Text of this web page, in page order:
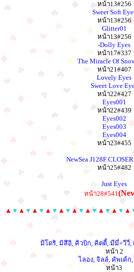
หน้า13#256
Sweet Soft
หน้า13#256
Glitter01
หน้า13#256
-Dolly Eyes
หน้า17#337
The Miracle Of
หน้า21#407
Lovely Eyes
Sweet Love
หน้า22#427
Eyes001
หน้า22#439
Eyes002
Eyes003
Eyes004
หน้า23#455
NewSea J128F
หน้า25#482
Just Eyes
หน้า28#541
▲ ▼ ▲ ▼ ▲ ▼ ▲ ▼ ▲ ▼ ▲ ▼ ▲ ▼ ▲ ▼ ▲ ▼ ▲
มิโดริ, มิสึอิ, คิวบิก, คิตตี้, มีมี่+วีวี่,
หน้า 2
ไลอง, จิลล์, คัพเค้ก
หน้า3